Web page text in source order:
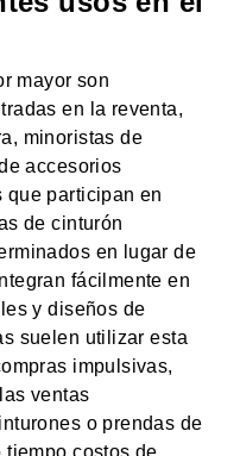
mayor son
en la reventa,
minoristas de
accesorios
participan en
de cinturón
en lugar de
fácilmente en
y diseños de
suelen utilizar esta
impulsivas,
ventas
o prendas de
tiempo costos de